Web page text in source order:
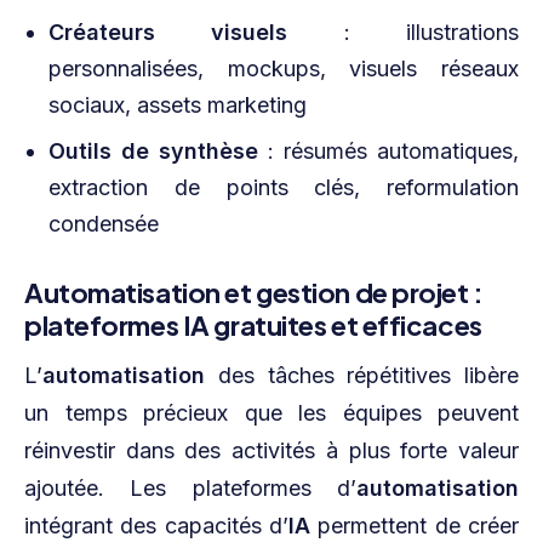
Créateurs visuels : illustrations
personnalisées, mockups, visuels réseaux
sociaux, assets marketing
Outils de synthèse : résumés automatiques,
extraction de points clés, reformulation
condensée
Automatisation et gestion de projet :
plateformes IA gratuites et efficaces
L’automatisation des tâches répétitives libère
un temps précieux que les équipes peuvent
réinvestir dans des activités à plus forte valeur
ajoutée. Les plateformes d’automatisation
intégrant des capacités d’IA permettent de créer